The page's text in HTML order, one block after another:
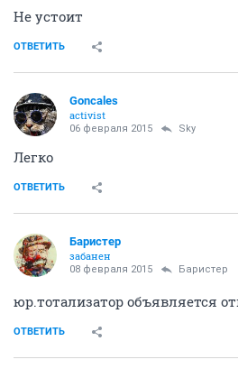
Не устоит
ОТВЕТИТЬ
Goncales
activist
06 февраля 2015 Sky
Легко
ОТВЕТИТЬ
Баристер
забанен
08 февраля 2015 Баристер
юр.тотализатор объявляется
ОТВЕТИТЬ